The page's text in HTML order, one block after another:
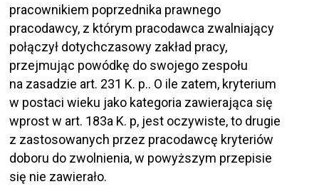
pracownikiem poprzednika prawnego
pracodawcy, z którym pracodawca zwalniający
połączył dotychczasowy zakład pracy,
przejmując powódkę do swojego zespołu
na zasadzie art. 231 K. p.. O ile zatem, kryterium
w postaci wieku jako kategoria zawierająca się
wprost w art. 183a K. p, jest oczywiste, to drugie
z zastosowanych przez pracodawcę kryteriów
doboru do zwolnienia, w powyższym przepisie
się nie zawierało.